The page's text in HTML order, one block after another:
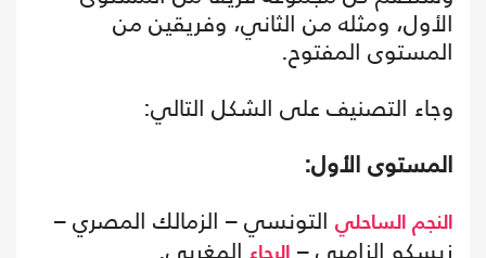
الأول، ومثله من الثاني، وفريقين من
المستوى المفتوح.
وجاء التصنيف على الشكل التالي:
المستوى الأول:
النجم الساحلي التونسي – الزمالك المصري –
زيسكو الزامبي –
الرجاء المغربي.